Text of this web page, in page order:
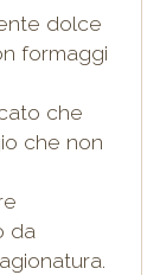
dolce
formaggi
che
che non
da